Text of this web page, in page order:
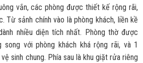
vắn, các phòng được thiết kế rộng rãi,
Từ sảnh chính vào là phòng khách, liền kề
nhiều diện tích nhất. Phòng thờ được
với phòng khách khá rộng rãi, và 1
sinh chung. Phía sau là khu giặt rửa riêng